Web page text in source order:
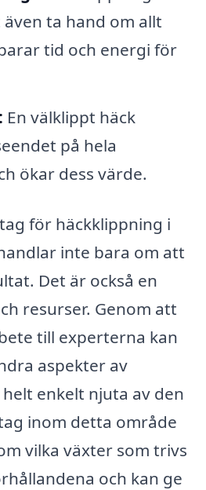
ta hand om allt
tid och energi för
En välklippt häck
på hela
ökar dess värde.
för häckklippning i
inte bara om att
Det är också en
resurser. Genom att
till experterna kan
aspekter av
enkelt njuta av den
inom detta område
vilka växter som trivs
och kan ge